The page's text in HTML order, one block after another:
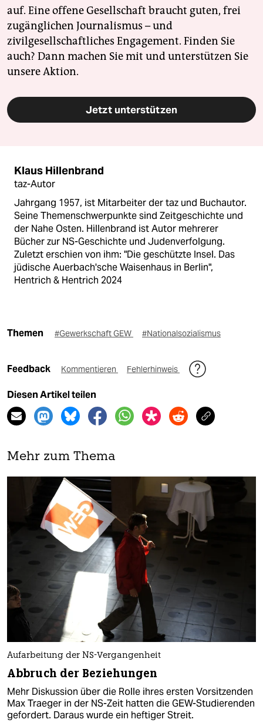
auf. Eine offene Gesellschaft braucht guten, frei
zugänglichen Journalismus – und
zivilgesellschaftliches Engagement. Finden Sie
auch? Dann machen Sie mit und unterstützen Sie
unsere Aktion.
Jetzt unterstützen
Klaus Hillenbrand
taz-Autor
Jahrgang 1957, ist Mitarbeiter der taz und Buchautor.
Seine Themenschwerpunkte sind Zeitgeschichte und
der Nahe Osten. Hillenbrand ist Autor mehrerer
Bücher zur NS-Geschichte und Judenverfolgung.
Zuletzt erschien von ihm: "Die geschützte Insel. Das
jüdische Auerbach'sche Waisenhaus in Berlin",
Hentrich & Hentrich 2024
Themen #Gewerkschaft GEW #Nationalsozialismus
Feedback Kommentieren Fehlerhinweis
Diesen Artikel teilen
Mehr zum Thema
Aufarbeitung der NS-Vergangenheit
Abbruch der Beziehungen
Mehr Diskussion über die Rolle ihres ersten Vorsitzenden
Max Traeger in der NS-Zeit hatten die GEW-Studierenden
gefordert. Daraus wurde ein heftiger Streit.